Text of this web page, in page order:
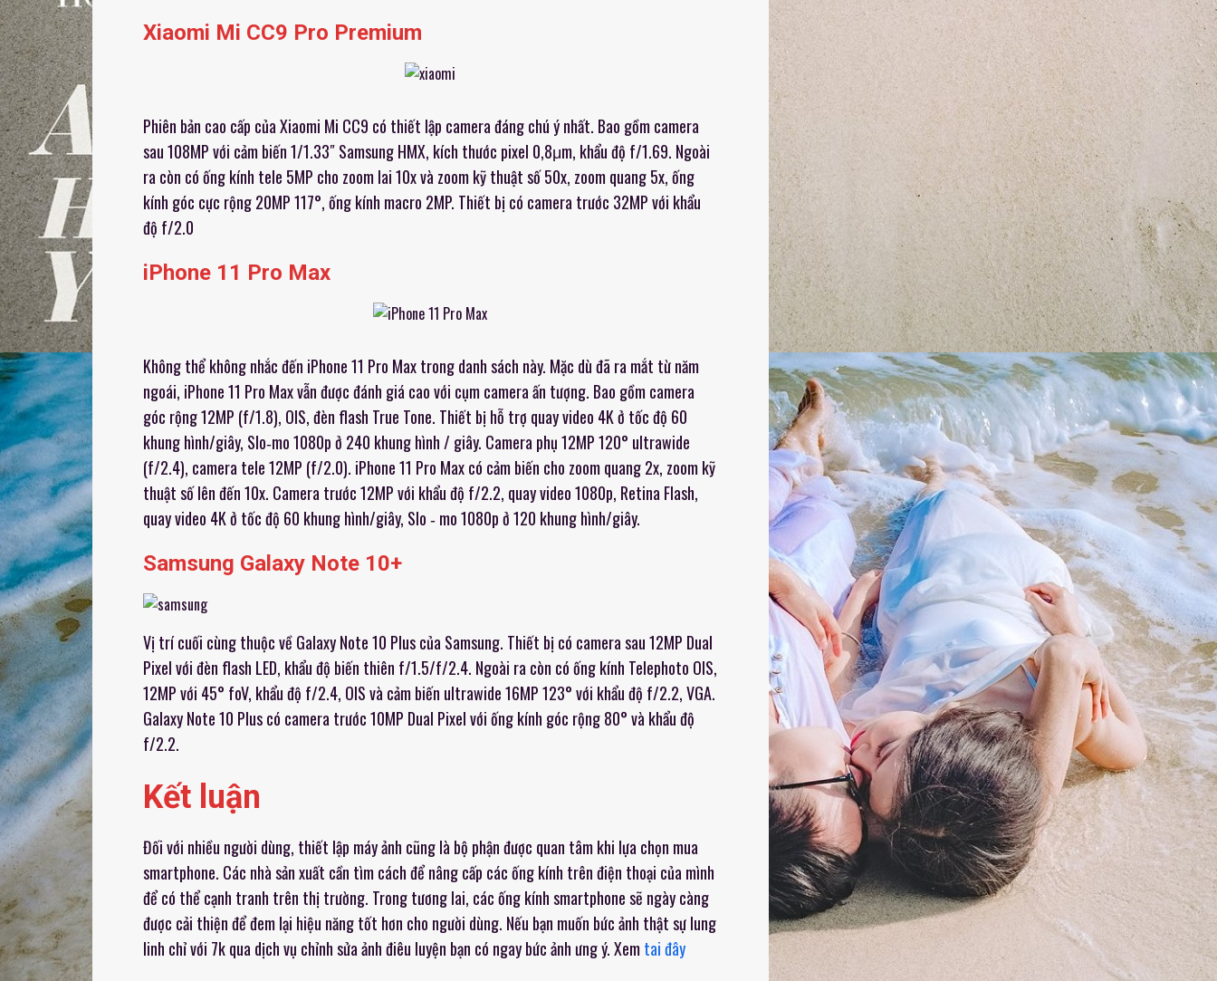
Xiaomi Mi CC9 Pro Premium
Phiên bản cao cấp của Xiaomi Mi CC9 có thiết lập camera đáng chú ý nhất. Bao gồm camera
sau 108MP với cảm biến 1/1.33″ Samsung HMX, kích thước pixel 0,8μm, khẩu độ f/1.69. Ngoài
ra còn có ống kính tele 5MP cho zoom lai 10x và zoom kỹ thuật số 50x, zoom quang 5x, ống
kính góc cực rộng 20MP 117°, ống kính macro 2MP. Thiết bị có camera trước 32MP với khẩu
độ f/2.0
iPhone 11 Pro Max
Không thể không nhắc đến iPhone 11 Pro Max trong danh sách này. Mặc dù đã ra mắt từ năm
ngoái, iPhone 11 Pro Max vẫn được đánh giá cao với cụm camera ấn tượng. Bao gồm camera
góc rộng 12MP (f/1.8), OIS, đèn flash True Tone. Thiết bị hỗ trợ quay video 4K ở tốc độ 60
khung hình/giây, Slo‑mo 1080p ở 240 khung hình / giây. Camera phụ 12MP 120° ultrawide
(f/2.4), camera tele 12MP (f/2.0). iPhone 11 Pro Max có cảm biến cho zoom quang 2x, zoom kỹ
thuật số lên đến 10x. Camera trước 12MP với khẩu độ f/2.2, quay video 1080p, Retina Flash,
quay video 4K ở tốc độ 60 khung hình/giây, Slo ‑ mo 1080p ở 120 khung hình/giây.
Samsung Galaxy Note 10+
Vị trí cuối cùng thuộc về Galaxy Note 10 Plus của Samsung. Thiết bị có camera sau 12MP Dual
Pixel với đèn flash LED, khẩu độ biến thiên f/1.5/f/2.4. Ngoài ra còn có ống kính Telephoto OIS,
12MP với 45° foV, khẩu độ f/2.4, OIS và cảm biến ultrawide 16MP 123° với khẩu độ f/2.2, VGA.
Galaxy Note 10 Plus có camera trước 10MP Dual Pixel với ống kính góc rộng 80° và khẩu độ
f/2.2.
Kết luận
Đối với nhiều người dùng, thiết lập máy ảnh cũng là bộ phận được quan tâm khi lựa chọn mua
smartphone. Các nhà sản xuất cần tìm cách để nâng cấp các ống kính trên điện thoại của mình
để có thể cạnh tranh trên thị trường. Trong tương lai, các ống kính smartphone sẽ ngày càng
được cải thiện để đem lại hiệu năng tốt hơn cho người dùng. Nếu bạn muốn bức ảnh thật sự lung
linh chỉ với 7k qua dịch vụ chỉnh sửa ảnh điêu luyện bạn có ngay bức ảnh ưng ý. Xem tai đây